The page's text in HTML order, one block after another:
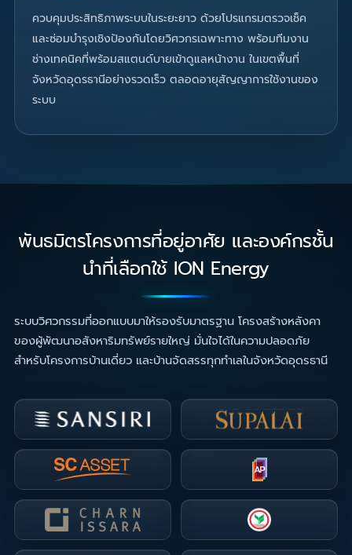
ควบคุมประสิทธิภาพระบบในระยะยาว ด้วยโปรแกรมตรวจเช็ค
และซ่อมบำรุงเชิงป้องกันโดยวิศวกรเฉพาะทาง พร้อมทีมงาน
ช่างเทคนิคที่พร้อมสแตนด์บายเข้าดูแลหน้างาน ในเขตพื้นที่
จังหวัดอุดรธานีอย่างรวดเร็ว ตลอดอายุสัญญาการใช้งานของ
ระบบ
พันธมิตรโครงการที่อยู่อาศัย และองค์กรชั้น
นำที่เลือกใช้ ION Energy
ระบบวิศวกรรมที่ออกแบบมาให้รองรับมาตรฐาน โครงสร้างหลังคา
ของผู้พัฒนาอสังหาริมทรัพย์รายใหญ่ มั่นใจได้ในความปลอดภัย
สำหรับโครงการบ้านเดี่ยว และบ้านจัดสรรทุกทำเลในจังหวัดอุดรธานี